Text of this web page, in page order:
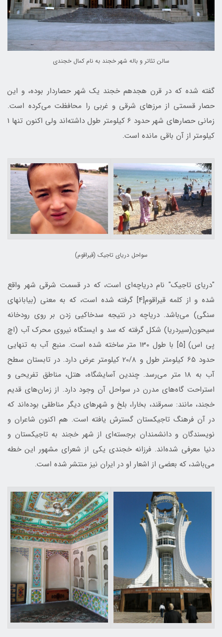
سالن تئاتر و باله شهر خجند به نام كمال خجندی
گفته شده كه در قرن هجدهم خجند يك شهر حصاردار بوده، و اين
حصار قسمتی از مرزهای شرقی و غربی را محافظت می‌كرده است.
زمانی حصارهای شهر حدود 6 كيلومتر طول داشته‌اند ولی اكنون تنها 1
كيلومتر از آن باقی مانده است.
سواحل درياي تاجيك (قيراقوم)
"دريای تاجيك" نام درياچه‌ای است، كه در قسمت شرقی شهر واقع
شده و از كلمه قيراقوم[4] گرفته شده است، كه به معنی (بيابانهای
سنگی) می‌باشد. درياچه در نتيجه سدخاكیی زدن بر روی رودخانه
سيحون(سيردريا) شكل گرفته كه سد و ايستگاه نيروی محرك آب (اچ
پی اس) [5] با طول 130 متر ساخته شده است. منبع آب به تنهايی
حدود 65 كيلومتر طول و 20/8 كيلومتر عرض دارد. در تابستان سطح
آب به 18 متر می‌رسد. چندين آسايشگاه، هتل، مناطق تفريحی و
استراحت گاه‌های مدرن در سواحل آن وجود دارد. از زمان‌های قديم
خجند، مانند: سمرقند، بخارا، بلخ و شهرهای ديگر مناطقی بوده‌اند كه
در آن فرهنگ تاجيكستان گسترش يافته است. هم اكنون شاعران و
نويسندگان و دانشمندان برجسته‌ای از شهر خجند به تاجيكستان و
دنيا معرفی شده‌اند. فرزانه خجندی يكي از شعرای مشهور اين خطه
می‌باشد، كه بعضی از اشعار او در ايران نيز منتشر شده است.